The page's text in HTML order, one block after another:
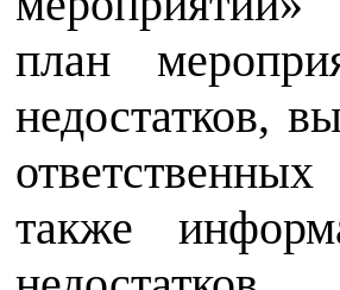
план
недостатков,
также